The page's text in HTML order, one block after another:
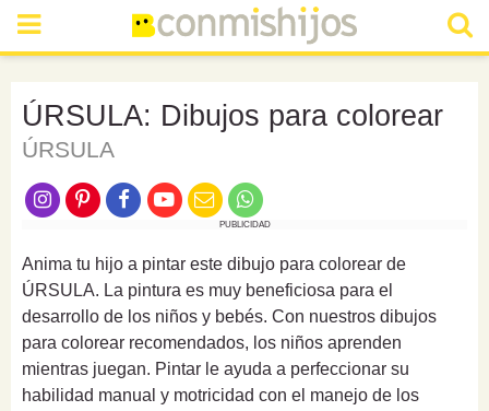
ÚRSULA: Dibujos para colorear
ÚRSULA
PUBLICIDAD
Anima tu hijo a pintar este dibujo para colorear de
ÚRSULA. La pintura es muy beneficiosa para el
desarrollo de los niños y bebés. Con nuestros dibujos
para colorear recomendados, los niños aprenden
mientras juegan. Pintar le ayuda a perfeccionar su
habilidad manual y motricidad con el manejo de los